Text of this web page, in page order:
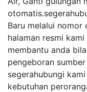
Baru melalui
halaman resmi
membantu anda
pengeboran
segerahubungi
kebutuhan